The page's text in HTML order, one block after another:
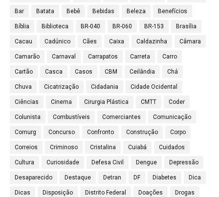
Bar Batata Bebê Bebidas Beleza Benefícios
Bíblia Biblioteca BR-040 BR-060 BR-153 Brasília
Cacau Cadúnico Cães Caixa Caldazinha Câmara
Camarão Carnaval Carrapatos Carreta Carro
Cartão Casca Casos CBM Ceilândia Chá
Chuva Cicatrização Cidadania Cidade Ocidental
Ciências Cinema Cirurgia Plástica CMTT Coder
Colunista Combustíveis Comerciantes Comunicação
Comurg Concurso Confronto Construção Corpo
Correios Criminoso Cristalina Cuiabá Cuidados
Cultura Curiosidade Defesa Civil Dengue Depressão
Desaparecido Destaque Detran DF Diabetes Dica
Dicas Disposição Distrito Federal Doações Drogas